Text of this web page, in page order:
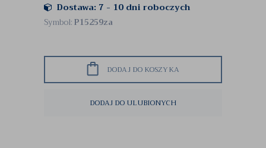
Dostawa: 7 - 10 dni roboczych
Symbol:P15259za
DODAJ DO KOSZYKA
DODAJ DO ULUBIONYCH